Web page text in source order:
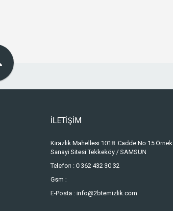
İLETİŞİM
Kirazlık Mahellesi 1018. Cadde No:15 Örnek
Sanayi Sitesi Tekkeköy / SAMSUN
Telefon : 0 362 432 30 32
Gsm :
E-Posta : info@2btemizlik.com